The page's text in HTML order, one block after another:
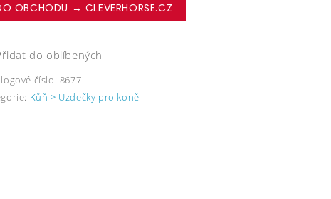
OBCHODU → CLEVERHORSE.CZ
do oblíbených
číslo: 8677
Kůň > Uzdečky pro koně